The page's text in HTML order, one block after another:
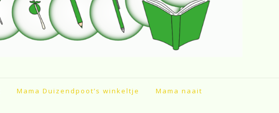
Mama Duizendpoot’s winkeltje Mama naait